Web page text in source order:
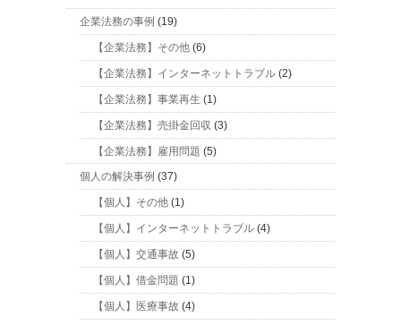
企業法務の事例 (19)
【企業法務】その他 (6)
【企業法務】インターネットトラブル (2)
【企業法務】事業再生 (1)
【企業法務】売掛金回収 (3)
【企業法務】雇用問題 (5)
個人の解決事例 (37)
【個人】その他 (1)
【個人】インターネットトラブル (4)
【個人】交通事故 (5)
【個人】借金問題 (1)
【個人】医療事故 (4)